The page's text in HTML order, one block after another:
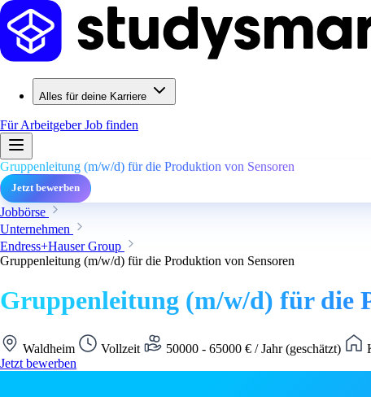
Alles für deine Karriere
Für ArbeitgeberJob finden
Gruppenleitung (m/w/d) für die Produktion von Sensoren
Jetzt bewerben
Jobbörse
Unternehmen
Endress+Hauser Group
Gruppenleitung (m/w/d) für die Produktion von Sensoren
Gruppenleitung (m/w/d) für die
Waldheim Vollzeit 50000 - 65000 € / Jahr (geschätzt)
Jetzt bewerben